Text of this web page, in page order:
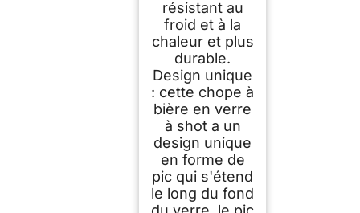
résistant au
froid et à la
chaleur et plus
durable.
Design unique
: cette chope à
bière en verre
à shot a un
design unique
en forme de
pic qui s'étend
le long du fond